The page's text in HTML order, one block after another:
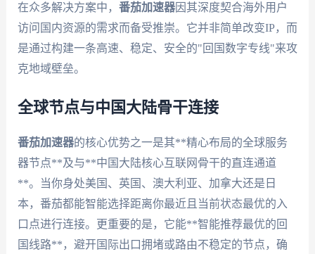
在众多解决方案中， 番茄加速器因其深度契合海外用户
访问国内资源的需求而备受推崇。它并非简单改变IP，而
是通过构建一条高速、稳定、安全的"回国数字专线"来攻
克地域壁垒。
全球节点与中国大陆骨干连接
番茄加速器的核心优势之一是其**精心布局的全球服务
器节点**及与**中国大陆核心互联网骨干的直连通道
**。当你身处美国、英国、澳大利亚、加拿大还是日
本，番茄都能智能选择距离你最近且当前状态最优的入
口点进行连接。更重要的是，它能**智能推荐最优的回
国线路**，避开国际出口拥堵或路由不稳定的节点，确